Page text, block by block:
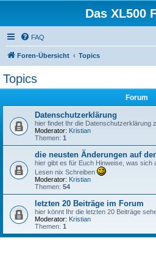
Das XL500
FAQ
Foren-Übersicht Topics
Topics
Forum
Datenschutzerklärung
hier findet Ihr die Datenschutzerklärung
Moderator: Kristian
Themen: 1
die neusten Änderungen auf
hier gibt es für Euch Hinweise, was sich
Lesen nix Schreiben
Moderator: Kristian
Themen: 54
letzten 20 Beiträge im Forum
hier könnt Ihr die letzten 20 Beiträge
Moderator: Kristian
Themen: 1